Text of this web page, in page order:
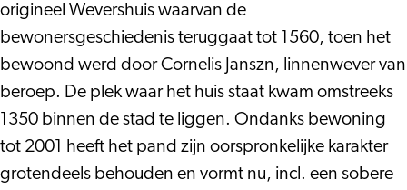
origineel Wevershuis waarvan de
bewonersgeschiedenis teruggaat tot 1560, toen het
bewoond werd door Cornelis Janszn, linnenwever van
beroep. De plek waar het huis staat kwam omstreeks
1350 binnen de stad te liggen. Ondanks bewoning
tot 2001 heeft het pand zijn oorspronkelijke karakter
grotendeels behouden en vormt nu, incl. een sobere